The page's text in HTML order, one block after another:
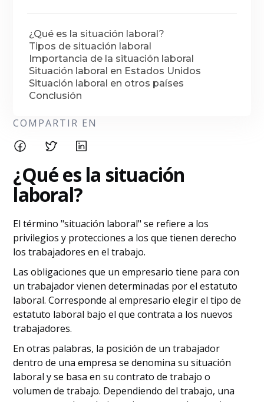
¿Qué es la situación laboral?
Tipos de situación laboral
Importancia de la situación laboral
Situación laboral en Estados Unidos
Situación laboral en otros países
Conclusión
COMPARTIR EN
¿Qué es la situación
laboral?
El término "situación laboral" se refiere a los
privilegios y protecciones a los que tienen derecho
los trabajadores en el trabajo.
Las obligaciones que un empresario tiene para con
un trabajador vienen determinadas por el estatuto
laboral. Corresponde al empresario elegir el tipo de
estatuto laboral bajo el que contrata a los nuevos
trabajadores.
En otras palabras, la posición de un trabajador
dentro de una empresa se denomina su situación
laboral y se basa en su contrato de trabajo o
volumen de trabajo. Dependiendo del trabajo, una